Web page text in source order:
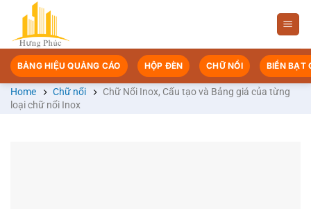
Chuyển
nội
dung
BẢNG HIỆU QUẢNG CÁO HỘP ĐÈN CHỮ NỔI BIỂN BẠT
Home Chữ nổi
Chữ Nổi Inox, Cấu tạo và Bảng giá của từng
loại chữ nổi Inox